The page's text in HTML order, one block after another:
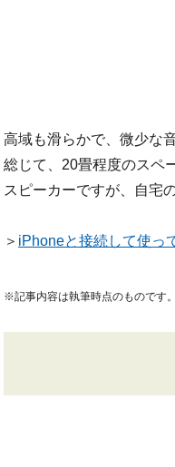
高域も滑らかで、微少な
総じて、20畳程度のスペ
スピーカーですが、自宅
＞ iPhoneと接続して使っ
※記事内容は執筆時点のものです